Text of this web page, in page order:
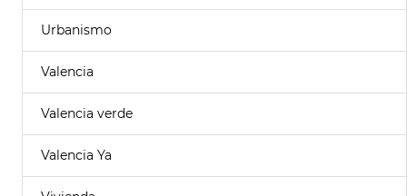
Urbanismo
Valencia
Valencia verde
Valencia Ya